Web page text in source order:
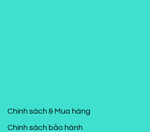
Chính sách & Mua hàng
Chính sách bảo hành